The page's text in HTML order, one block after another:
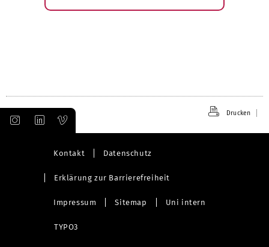
Drucken
Kontakt Datenschutz
Erklärung zur Barrierefreiheit
Impressum Sitemap Uni intern
TYPO3